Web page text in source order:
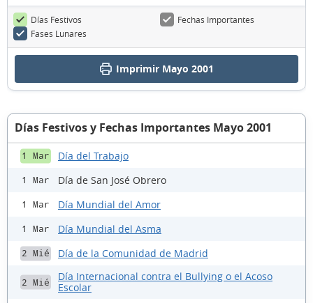
Días Festivos
Fechas Importantes
Fases Lunares
Imprimir Mayo 2001
Días Festivos y Fechas Importantes Mayo 2001
1 Mar Día del Trabajo
1 Mar Día de San José Obrero
1 Mar Día Mundial del Amor
1 Mar Día Mundial del Asma
2 Mié Día de la Comunidad de Madrid
2 Mié
Día Internacional contra el Bullying o el Acoso
Escolar